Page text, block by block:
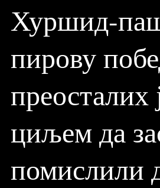
Хуршид-
пирову
преосталих
циљем да
помислили